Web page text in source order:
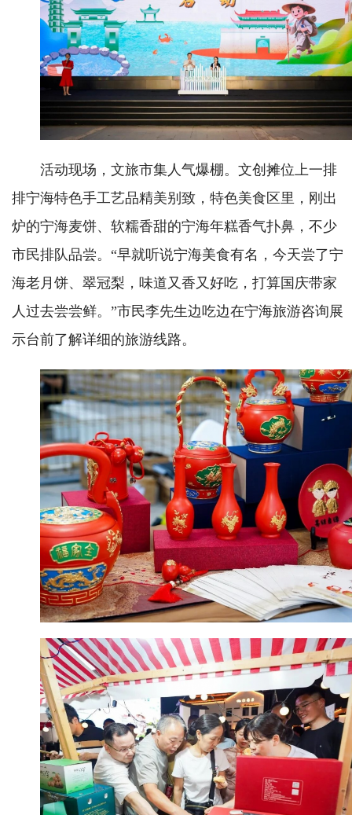
活动现场，文旅市集人气爆棚。文创摊位上一排
排宁海特色手工艺品精美别致，特色美食区里，刚出
炉的宁海麦饼、软糯香甜的宁海年糕香气扑鼻，不少
市民排队品尝。“早就听说宁海美食有名，今天尝了宁
海老月饼、翠冠梨，味道又香又好吃，打算国庆带家
人过去尝尝鲜。”市民李先生边吃边在宁海旅游咨询展
示台前了解详细的旅游线路。